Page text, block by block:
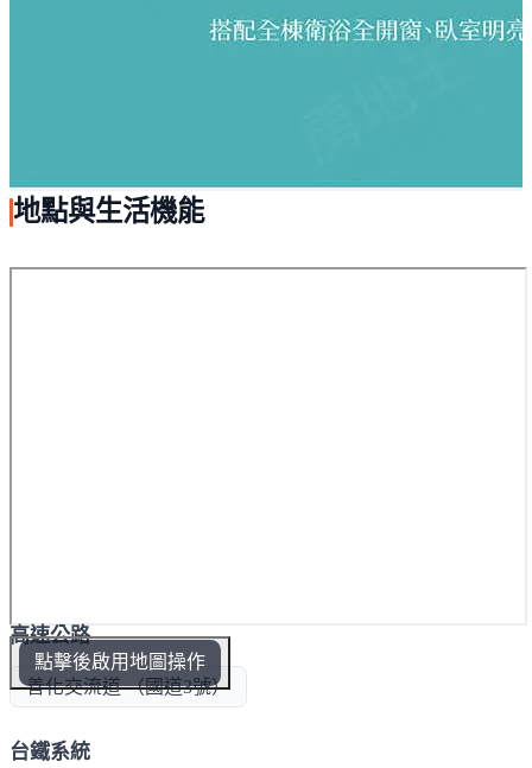
地點與生活機能
點擊後啟用地圖操作
高速公路
善化交流道 （國道3號）
台鐵系統